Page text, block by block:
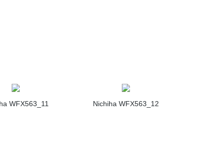
WFX563_11 Nichiha WFX563_12